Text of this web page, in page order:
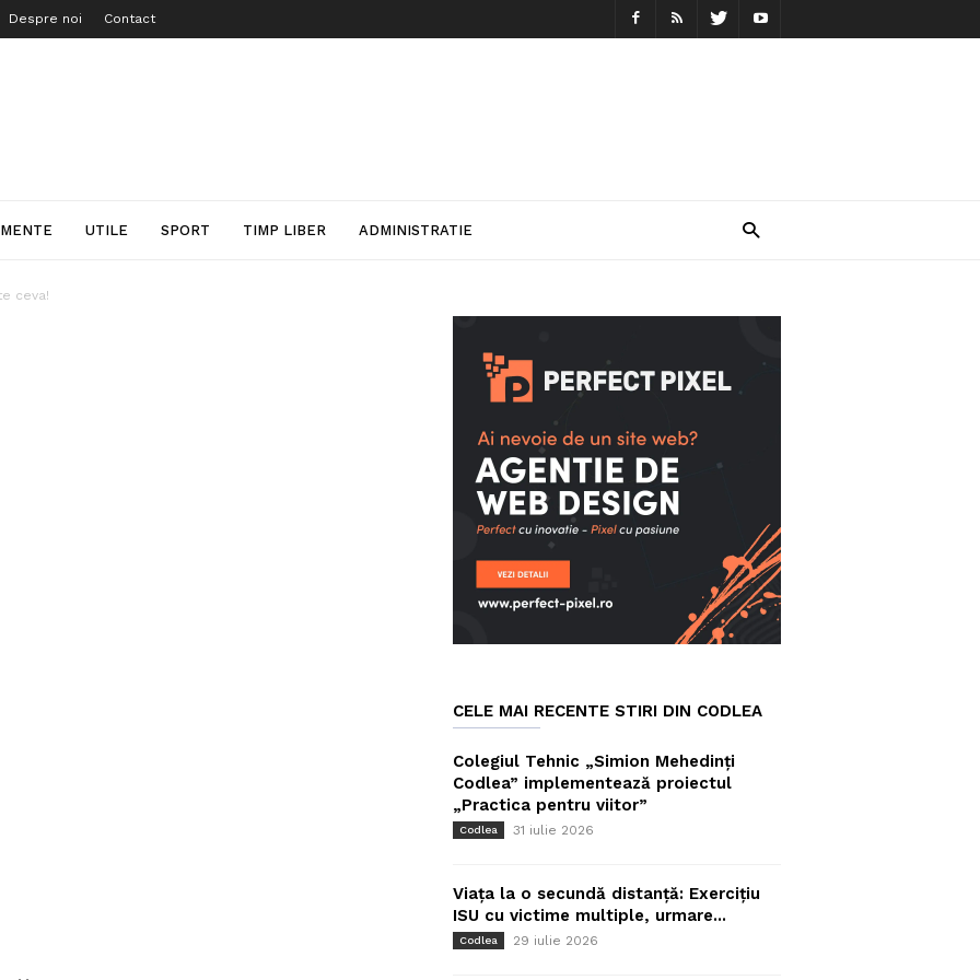
Despre noi Contact
UTILE SPORT TIMP LIBER ADMINISTRATIE
ceva!
CELE MAI RECENTE STIRI DIN CODLEA
Colegiul Tehnic „Simion Mehedinți
Codlea” implementează proiectul
„Practica pentru viitor”
Codlea 31 iulie 2026
Viața la o secundă distanță: Exercițiu
ISU cu victime multiple, urmare...
Codlea 29 iulie 2026